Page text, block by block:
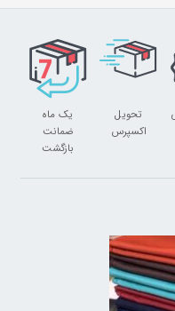
تحویل
اکسپرس
یک ماه
ضمانت
بازگشت